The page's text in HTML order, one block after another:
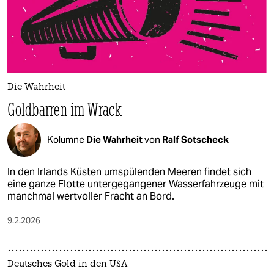
Die Wahrheit
Goldbarren im Wrack
Kolumne Die Wahrheitvon Ralf Sotscheck
In den Irlands Küsten umspülenden Meeren findet sich
eine ganze Flotte untergegangener Wasserfahrzeuge mit
manchmal wertvoller Fracht an Bord.
9.2.2026
Deutsches Gold in den USA